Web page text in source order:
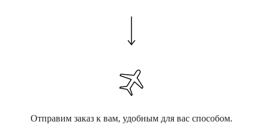
Отправим заказ к вам, удобным для вас способом.